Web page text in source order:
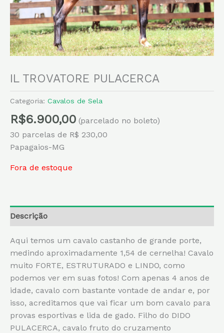
IL TROVATORE PULACERCA
Categoria: Cavalos de Sela
R$6.900,00 (parcelado no boleto)
30 parcelas de R$ 230,00
Papagaios-MG
Fora de estoque
Descrição
Aqui temos um cavalo castanho de grande porte,
medindo aproximadamente 1,54 de cernelha! Cavalo
muito FORTE, ESTRUTURADO e LINDO, como
podemos ver em suas fotos! Com apenas 4 anos de
idade, cavalo com bastante vontade de andar e, por
isso, acreditamos que vai ficar um bom cavalo para
provas esportivas e lida de gado. Filho do DIDO
PULACERCA, cavalo fruto do cruzamento